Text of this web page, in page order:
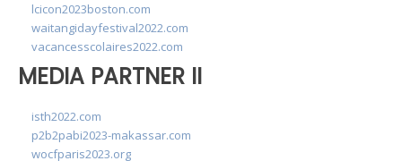
lcicon2023boston.com
waitangidayfestival2022.com
vacancesscolaires2022.com
MEDIA PARTNER II
isth2022.com
p2b2pabi2023-makassar.com
wocfparis2023.org